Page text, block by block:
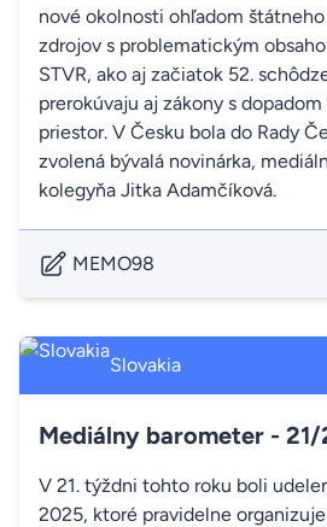
nové okolnosti ohľadom
zdrojov s problematickým
STVR, ako aj začiatok 52.
prerokúvaju aj zákony s
priestor. V Česku bola do Rady
zvolená bývalá novinárka,
kolegyňa Jitka Adamčíková.
MEMO98
Slovakia
Mediálny barometer -
V 21. týždni tohto roku boli
2025, ktoré pravidelne